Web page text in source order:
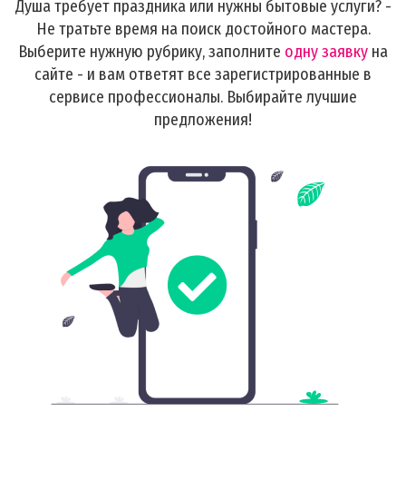
Душа требует праздника или нужны бытовые услуги? -
Не тратьте время на поиск достойного мастера.
Выберите нужную рубрику, заполните одну заявку на
сайте - и вам ответят все зарегистрированные в
сервисе профессионалы. Выбирайте лучшие
предложения!